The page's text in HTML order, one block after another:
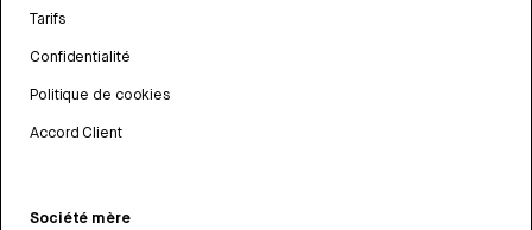
Tarifs
Confidentialité
Politique de cookies
Accord Client
Société mère